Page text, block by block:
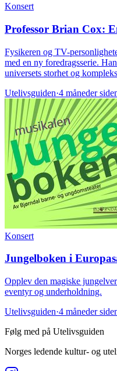
Konsert
Professor Brian Cox:
Fysikeren og TV-
med en ny foredragsserie.
universets storhet og
Utelivsguiden·4 måneder
Konsert
Jungelboken i
Opplev den magiske
eventyr og underholdning.
Utelivsguiden·4 måneder
Følg med på Utelivsguiden
Norges ledende kultur- og